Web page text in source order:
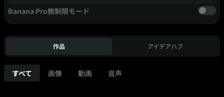
Banana Pro無制限モード
作品 アイデアハブ
すべて 画像 動画 音声